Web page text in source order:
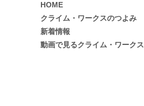
HOME
クライム・ワークスのつよみ
新着情報
動画で見るクライム・ワークス